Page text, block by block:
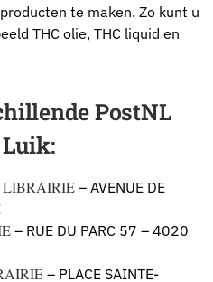
te maken. Zo kunt u
THC olie, THC liquid en
PostNL
LIBRAIRIE – AVENUE DE
– RUE DU PARC 57 – 4020
– PLACE SAINTE-